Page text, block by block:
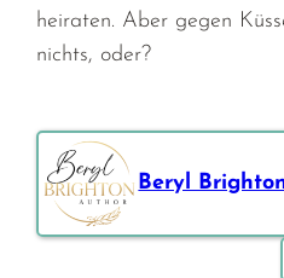
heiraten. Aber gegen
nichts, oder?
Beryl